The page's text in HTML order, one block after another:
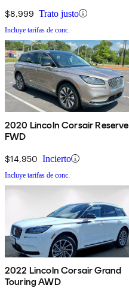
$8,999 Trato justo
Incluye tarifas de conc.
2020 Lincoln Corsair Reserve
FWD
$14,950 Incierto
Incluye tarifas de conc.
2022 Lincoln Corsair Grand
Touring AWD